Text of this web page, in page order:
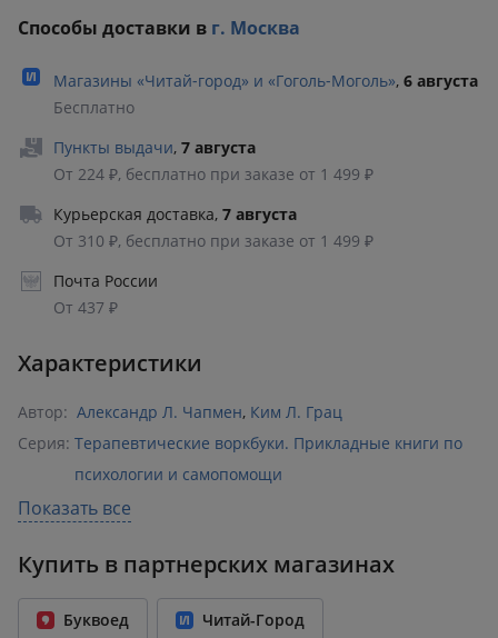
Способы доставки в г. Москва
Магазины «Читай‑город» и «Гоголь‑Моголь», 6 августа
Бесплатно
Пункты выдачи, 7 августа
От 224 ₽, бесплатно при заказе от 1 499 ₽
Курьерская доставка, 7 августа
От 310 ₽, бесплатно при заказе от 1 499 ₽
Почта России
От 437 ₽
Характеристики
Автор: Александр Л. Чапмен, Ким Л. Грац
Серия: Терапевтические воркбуки. Прикладные книги по
психологии и самопомощи
Раздел: Психотерапия
ISBN: 978-5-04-211981-1
Возрастное ограничение: 16+
Год издания: 2026
Показать все
Купить в партнерских магазинах
Буквоед Читай-Город